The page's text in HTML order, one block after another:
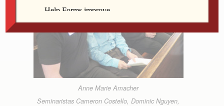
Anne Marie Amacher
Seminaristas Cameron Costello, Dominic Nguyen,